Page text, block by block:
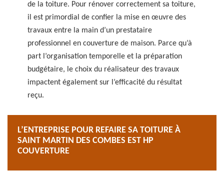
de la toiture. Pour rénover correctement sa toiture,
il est primordial de confier la mise en œuvre des
travaux entre la main d’un prestataire
professionnel en couverture de maison. Parce qu’à
part l’organisation temporelle et la préparation
budgétaire, le choix du réalisateur des travaux
impactent également sur l’efficacité du résultat
reçu.
L’ENTREPRISE POUR REFAIRE SA TOITURE À
SAINT MARTIN DES COMBES EST HP
COUVERTURE